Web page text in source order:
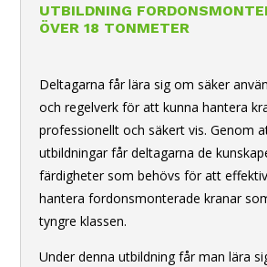
UTBILDNING
ÖVER 18 TONMETER
Deltagarna får lära sig om säker
och regelverk för att kunna hantera
professionellt och säkert vis. Genom
utbildningar får deltagarna de
färdigheter som behövs för att
hantera fordonsmonterade kranar
tyngre klassen.
Under denna utbildning får man lära